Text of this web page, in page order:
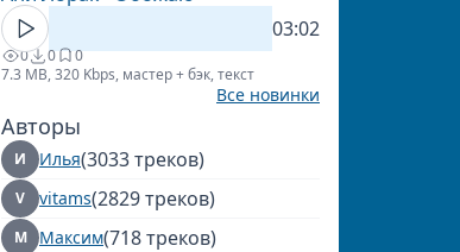
03:02
0 0
0
7.3 MB, 320 Kbps, мастер + бэк, текст
Все новинки
Авторы
И Илья(3033 треков)
V vitams(2829 треков)
М Максим(718 треков)